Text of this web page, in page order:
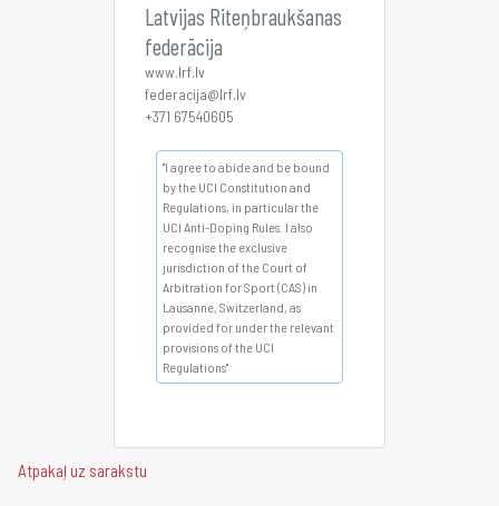
Latvijas Riteņbraukšanas
federācija
www.lrf.lv
federacija@lrf.lv
+371 67540605
"I agree to abide and be bound
by the UCI Constitution and
Regulations, in particular the
UCI Anti-Doping Rules. I also
recognise the exclusive
jurisdiction of the Court of
Arbitration for Sport (CAS) in
Lausanne, Switzerland, as
provided for under the relevant
provisions of the UCI
Regulations"
Atpakaļ uz sarakstu